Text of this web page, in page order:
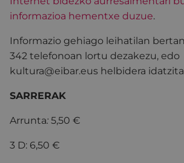
informazioa hementxe duzue.
Informazio gehiago leihatilan
342 telefonoan lortu dezakezu, edo
kultura@eibar.eus helbidera
SARRERAK
Arrunta: 5,50 €
3 D: 6,50 €